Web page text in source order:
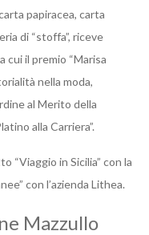
papiracea, carta
di “stoffa”, riceve
il premio “Marisa
nella moda,
al Merito della
alla Carriera”.
“Viaggio in Sicilia” con la
con l’azienda Lithea.
Mazzullo